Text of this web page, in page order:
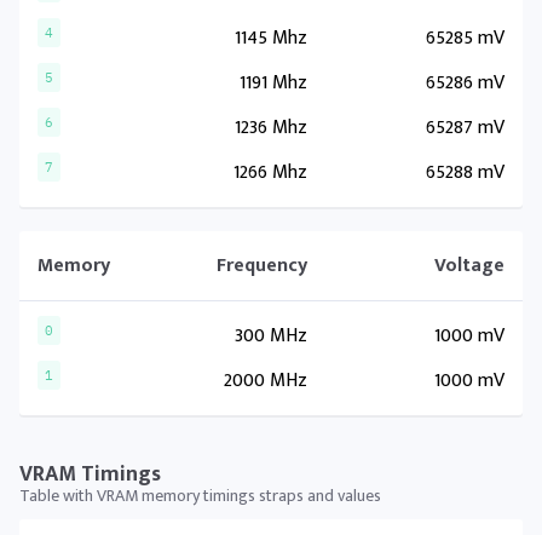
4 1145 Mhz 65285 mV
5 1191 Mhz 65286 mV
6 1236 Mhz 65287 mV
7 1266 Mhz 65288 mV
Memory Frequency Voltage
0 300 MHz 1000 mV
1 2000 MHz 1000 mV
VRAM Timings
Table with VRAM memory timings straps and values